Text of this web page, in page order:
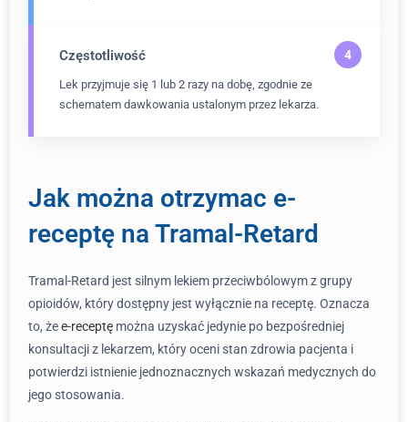
Częstotliwość
Lek przyjmuje się 1 lub 2 razy na dobę, zgodnie ze
schematem dawkowania ustalonym przez lekarza.
Jak można otrzymac e-
receptę na Tramal-Retard
Tramal-Retard jest silnym lekiem przeciwbólowym z grupy
opioidów, który dostępny jest wyłącznie na receptę. Oznacza
to, żee-receptę można uzyskać jedynie po bezpośredniej
konsultacji z lekarzem, który oceni stan zdrowia pacjenta i
potwierdzi istnienie jednoznacznych wskazań medycznych do
jego stosowania.